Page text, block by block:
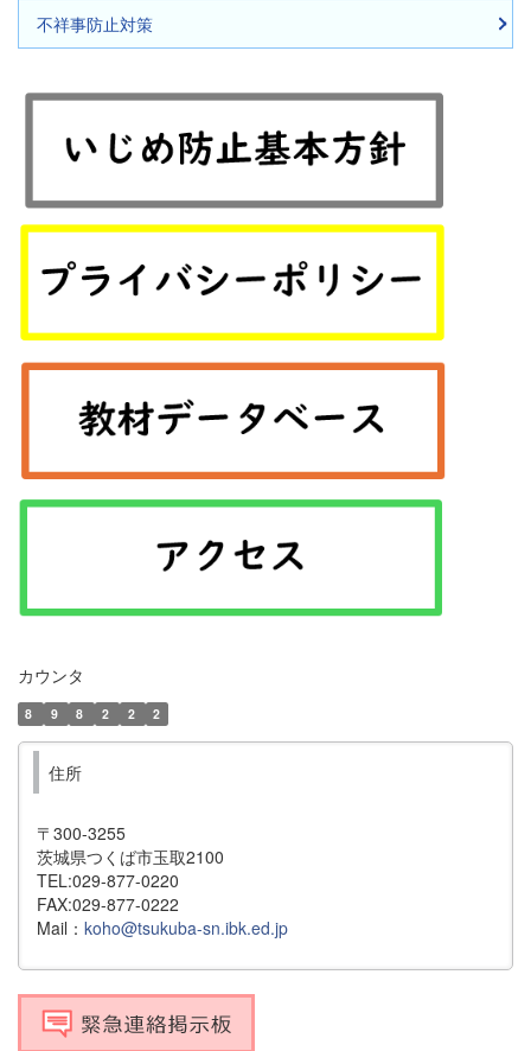
不祥事防止対策
カウンタ
8 9 8 2 2 2
住所
〒300-3255
茨城県つくば市玉取2100
TEL:029-877-0220
FAX:029-877-0222
Mail： koho@tsukuba-sn.ibk.ed.jp